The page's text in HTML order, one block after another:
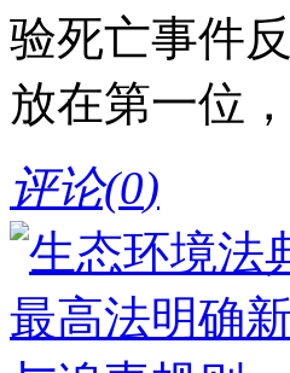
验死亡事件
放在第一位
评论(0)